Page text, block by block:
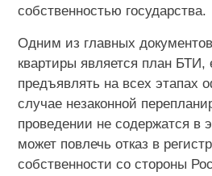
собственностью государства.
Одним из главных
квартиры является план БТИ,
предъявлять на всех этапах
случае незаконной
проведении не содержатся в
может повлечь отказ в
собственности со стороны